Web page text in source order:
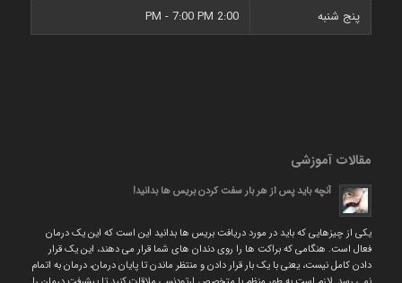
پنج شنبه
2:00 PM - 7:00 PM
مقالات آموزشی
آنچه باید پس از هر بار سفت کردن بریس ها بدانید!
یکی از چیزهایی که باید در مورد دریافت بریس ها بدانید این است که این یک درمان
فعال است. هنگامی که براکت ها را روی دندان های شما قرار می دهند، این یک قرار
دادن کامل نیست، یعنی با یک بار قرار دادن و منتظر ماندن تا پایان درمان، درمان به اتمام